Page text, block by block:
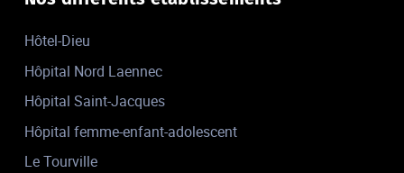
Hôtel-Dieu
Hôpital Nord Laennec
Hôpital Saint-Jacques
Hôpital femme-enfant-adolescent
Le Tourville